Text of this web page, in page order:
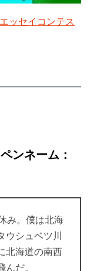
ッセイコンテス
ンネーム：
み。僕は北海
ウシュベツ川
北海道の南西
だ。